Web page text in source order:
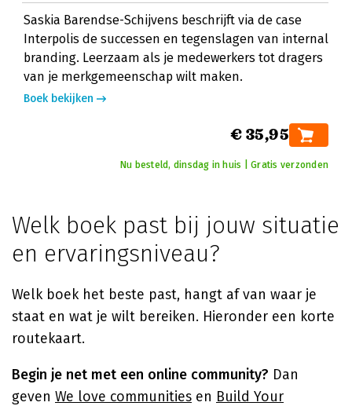
Saskia Barendse-Schijvens beschrijft via de case
Interpolis de successen en tegenslagen van internal
branding. Leerzaam als je medewerkers tot dragers
van je merkgemeenschap wilt maken.
Boek bekijken
€ 35,95
Nu besteld, dinsdag in huis | Gratis verzonden
Welk boek past bij jouw situatie
en ervaringsniveau?
Welk boek het beste past, hangt af van waar je
staat en wat je wilt bereiken. Hieronder een korte
routekaart.
Begin je net met een online community? Dan
geven We love communities en Build Your